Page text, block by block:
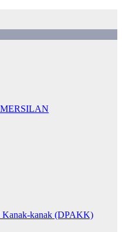
Kanak-kanak (DPAKK)